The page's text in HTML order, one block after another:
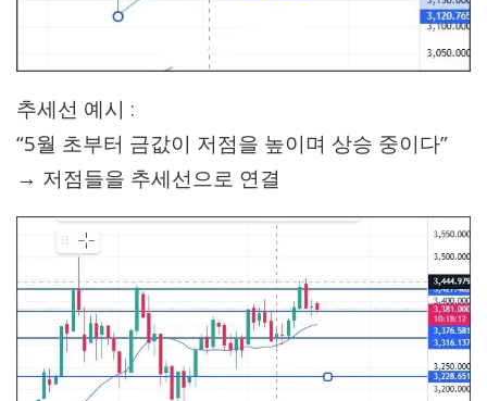
추세선 예시 :
“5월 초부터 금값이 저점을 높이며 상승 중이다”
→ 저점들을 추세선으로 연결